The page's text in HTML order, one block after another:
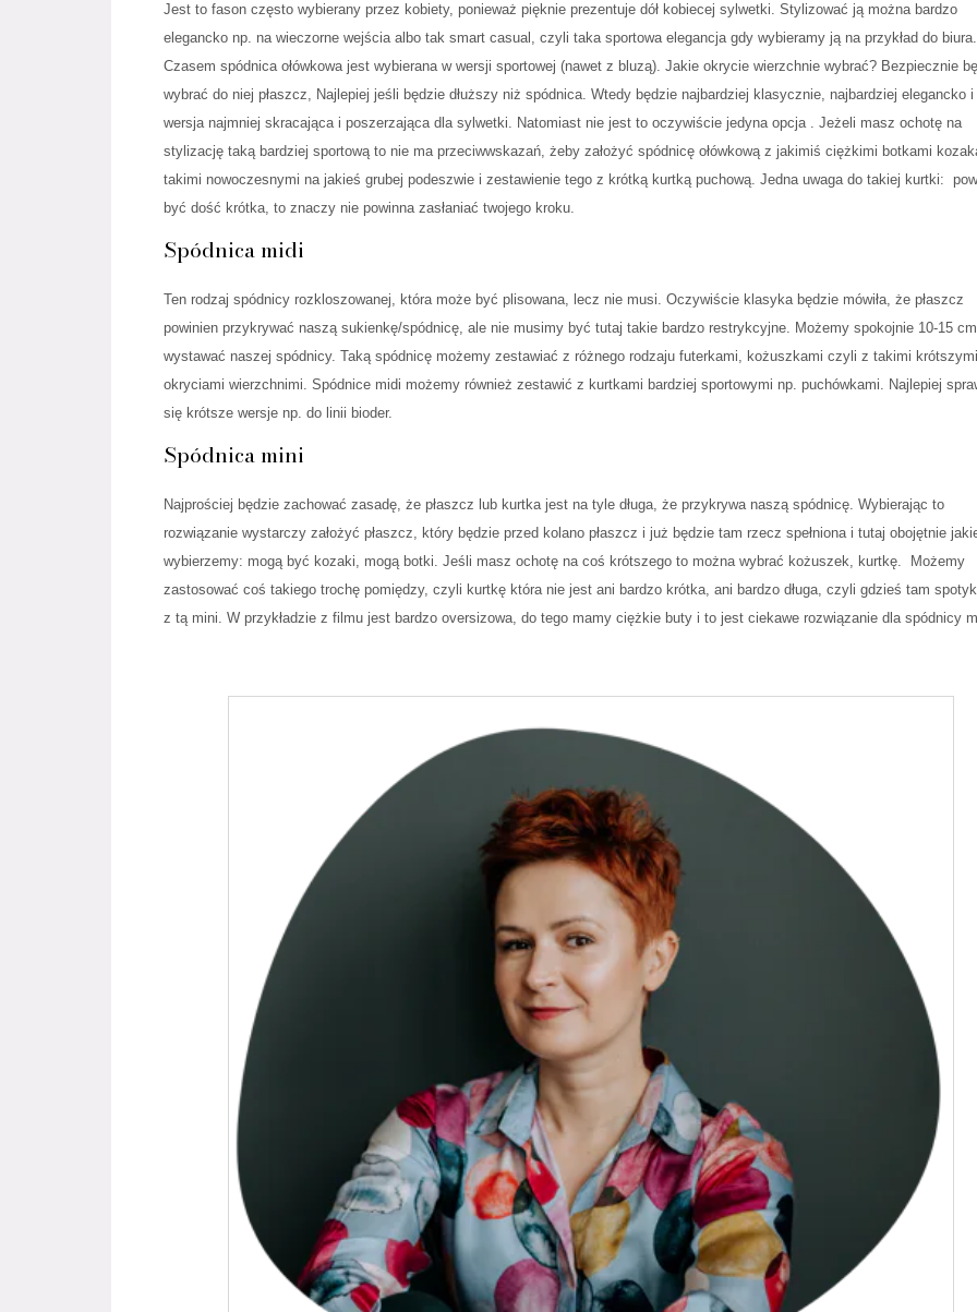
Jest to fason często wybierany przez kobiety, ponieważ pięknie prezentuje dół kobiecej sylwetki. Stylizować ją można bardzo
elegancko np. na wieczorne wejścia albo tak smart casual, czyli taka sportowa elegancja gdy wybieramy ją na przykład do
Czasem spódnica ołówkowa jest wybierana w wersji sportowej (nawet z bluzą). Jakie okrycie wierzchnie wybrać? Bezpiecznie
wybrać do niej płaszcz, Najlepiej jeśli będzie dłuższy niż spódnica. Wtedy będzie najbardziej klasycznie, najbardziej elegancko i
wersja najmniej skracająca i poszerzająca dla sylwetki. Natomiast nie jest to oczywiście jedyna opcja . Jeżeli masz ochotę na
stylizację taką bardziej sportową to nie ma przeciwwskazań, żeby założyć spódnicę ołówkową z jakimiś ciężkimi botkami
takimi nowoczesnymi na jakieś grubej podeszwie i zestawienie tego z krótką kurtką puchową. Jedna uwaga do takiej kurtki:
być dość krótka, to znaczy nie powinna zasłaniać twojego kroku.
Spódnica midi
Ten rodzaj spódnicy rozkloszowanej, która może być plisowana, lecz nie musi. Oczywiście klasyka będzie mówiła, że płaszcz
powinien przykrywać naszą sukienkę/spódnicę, ale nie musimy być tutaj takie bardzo restrykcyjne. Możemy spokojnie 10-15
wystawać naszej spódnicy. Taką spódnicę możemy zestawiać z różnego rodzaju futerkami, kożuszkami czyli z takimi krótszymi
okryciami wierzchnimi. Spódnice midi możemy również zestawić z kurtkami bardziej sportowymi np. puchówkami. Najlepiej
się krótsze wersje np. do linii bioder.
Spódnica mini
Najprościej będzie zachować zasadę, że płaszcz lub kurtka jest na tyle długa, że przykrywa naszą spódnicę. Wybierając to
rozwiązanie wystarczy założyć płaszcz, który będzie przed kolano płaszcz i już będzie tam rzecz spełniona i tutaj obojętnie
wybierzemy: mogą być kozaki, mogą botki. Jeśli masz ochotę na coś krótszego to można wybrać kożuszek, kurtkę. Możemy
zastosować coś takiego trochę pomiędzy, czyli kurtkę która nie jest ani bardzo krótka, ani bardzo długa, czyli gdzieś tam
z tą mini. W przykładzie z filmu jest bardzo oversizowa, do tego mamy ciężkie buty i to jest ciekawe rozwiązanie dla spódnicy